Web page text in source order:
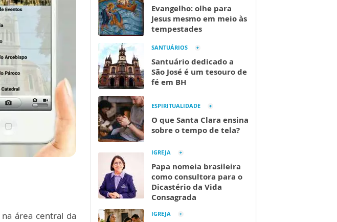
área central da
Evangelho: olhe para
Jesus mesmo em meio às
tempestades
SANTUÁRIOS
Santuário dedicado a
São José é um tesouro de
fé em BH
ESPIRITUALIDADE
O que Santa Clara ensina
sobre o tempo de tela?
IGREJA
Papa nomeia brasileira
como consultora para o
Dicastério da Vida
Consagrada
IGREJA